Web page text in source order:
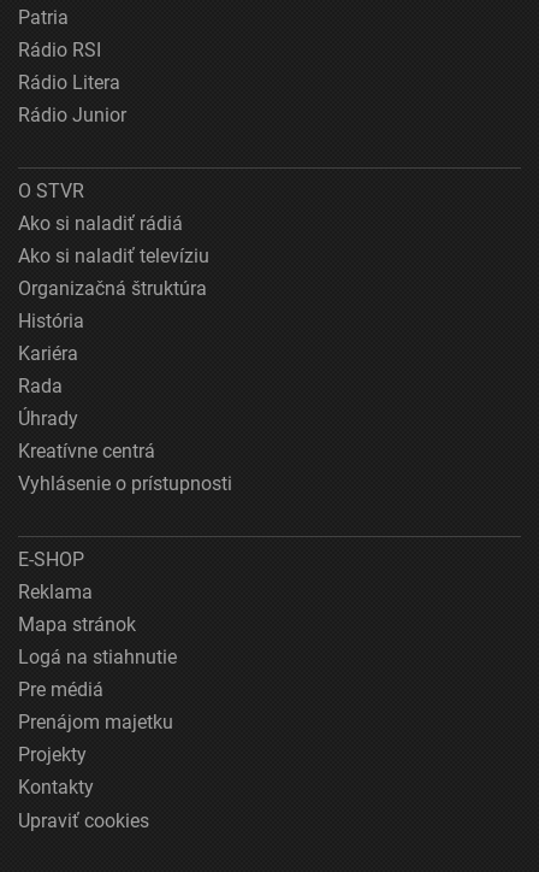
Patria
Rádio RSI
Rádio Litera
Rádio Junior
O STVR
Ako si naladiť rádiá
Ako si naladiť televíziu
Organizačná štruktúra
História
Kariéra
Rada
Úhrady
Kreatívne centrá
Vyhlásenie o prístupnosti
E-SHOP
Reklama
Mapa stránok
Logá na stiahnutie
Pre médiá
Prenájom majetku
Projekty
Kontakty
Upraviť cookies